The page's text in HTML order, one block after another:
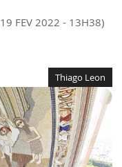
FEV 2022 - 13H38)
Thiago Leon